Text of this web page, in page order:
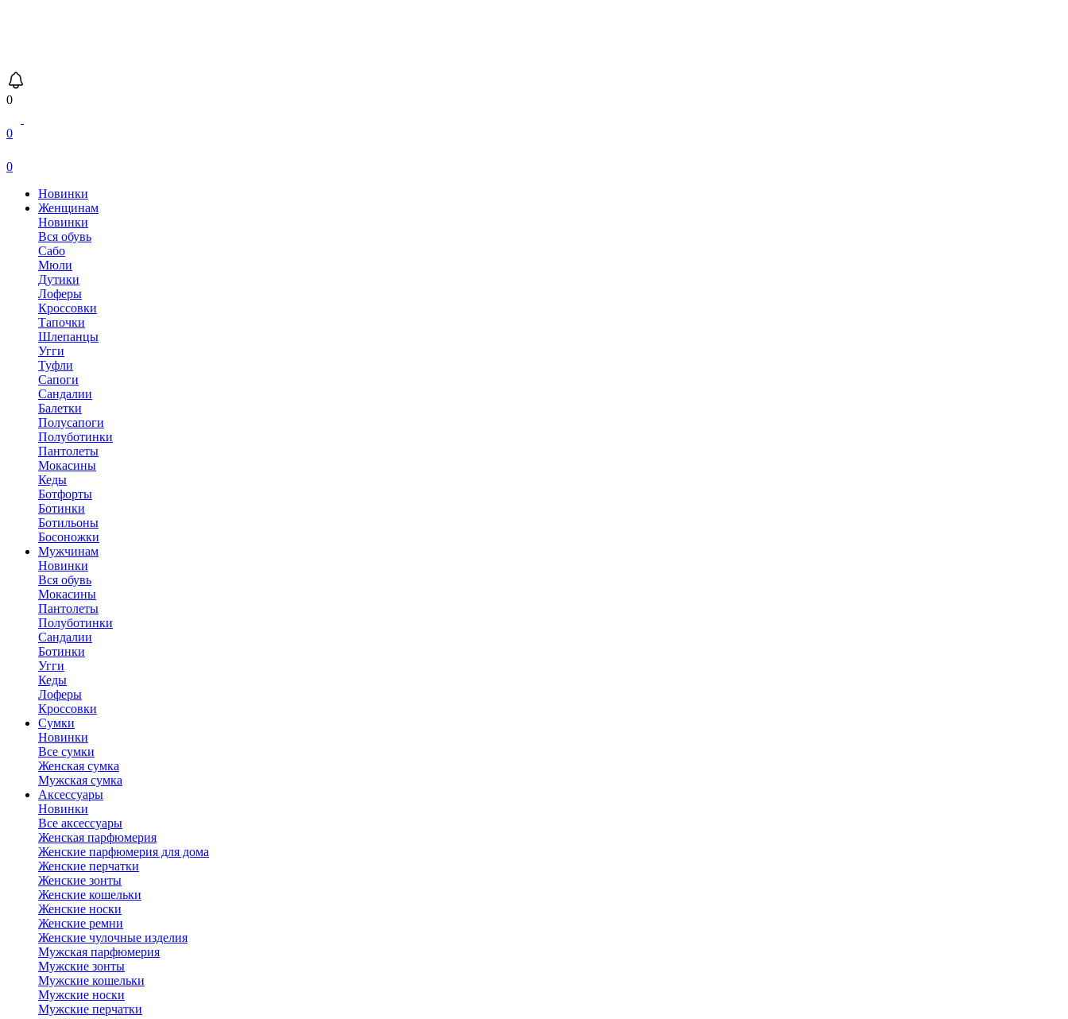
0
0
0
Новинки
Женщинам
Новинки
Вся обувь
Сабо
Мюли
Дутики
Лоферы
Кроссовки
Тапочки
Шлепанцы
Угги
Туфли
Сапоги
Сандалии
Балетки
Полусапоги
Полуботинки
Пантолеты
Мокасины
Кеды
Ботфорты
Ботинки
Ботильоны
Босоножки
Мужчинам
Новинки
Вся обувь
Мокасины
Пантолеты
Полуботинки
Сандалии
Ботинки
Угги
Кеды
Лоферы
Кроссовки
Сумки
Новинки
Все сумки
Женская сумка
Мужская сумка
Аксессуары
Новинки
Все аксессуары
Женская парфюмерия
Женские парфюмерия для дома
Женские перчатки
Женские зонты
Женские кошельки
Женские носки
Женские ремни
Женские чулочные изделия
Мужская парфюмерия
Мужские зонты
Мужские кошельки
Мужские носки
Мужские перчатки